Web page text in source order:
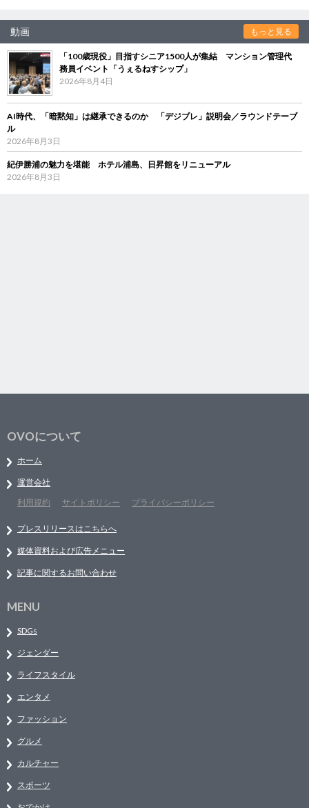
動画 もっと見る
「100歳現役」目指すシニア1500人が集結 マンション管理代
務員イベント「うぇるねすシップ」
2026年8月4日
AI時代、「暗黙知」は継承できるのか 「デジブレ」説明会／ラウンドテーブ
ル
2026年8月3日
紀伊勝浦の魅力を堪能 ホテル浦島、日昇館をリニューアル
2026年8月3日
OVOについて
ホーム
運営会社
利用規約
サイトポリシー プライバシーポリシー
プレスリリースはこちらへ
媒体資料および広告メニュー
記事に関するお問い合わせ
MENU
SDGs
ジェンダー
ライフスタイル
エンタメ
ファッション
グルメ
カルチャー
スポーツ